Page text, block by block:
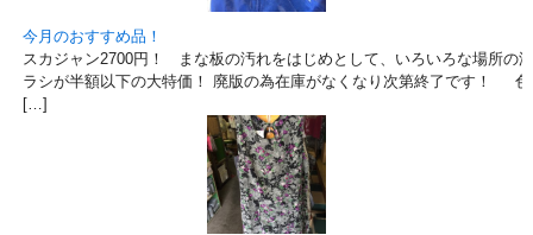
今月のおすすめ品！
スカジャン2700円！ まな板の汚れをはじめとして、いろいろな場所の
ラシが半額以下の大特価！ 廃版の為在庫がなくなり次第終了です！ 色
[…]